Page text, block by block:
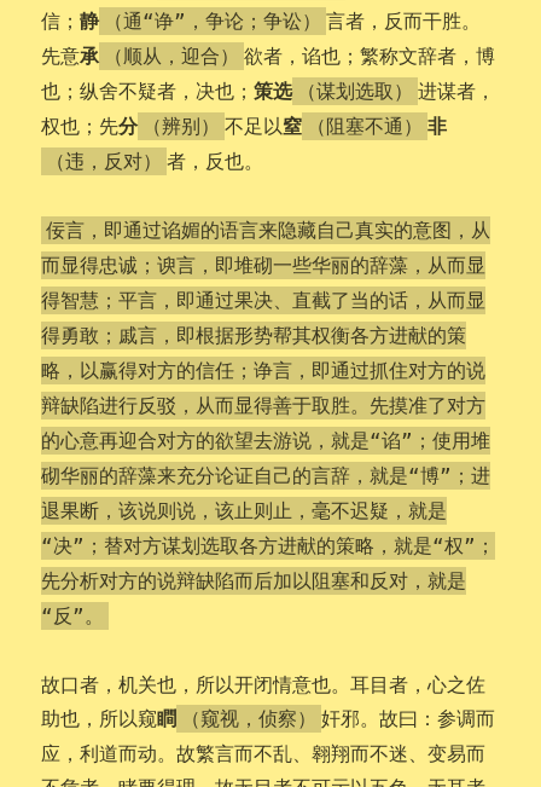
信；静 （通“诤”，争论；争讼）
言者，反而干胜。
先意承 （顺从，迎合）
欲者，谄也；繁称文辞者，博
也；纵舍不疑者，决也；策选 （谋划选取）
进谋者，
权也；先分 （辨别） 不足以窒 （阻塞不通） 非
（违，反对） 者，反也。
佞言，即通过谄媚的语言来隐藏自己真实的意图，从
而显得忠诚；谀言，即堆砌一些华丽的辞藻，从而显
得智慧；平言，即通过果决、直截了当的话，从而显
得勇敢；戚言，即根据形势帮其权衡各方进献的策
略，以赢得对方的信任；诤言，即通过抓住对方的说
辩缺陷进行反驳，从而显得善于取胜。先摸准了对方
的心意再迎合对方的欲望去游说，就是“谄”；使用堆
砌华丽的辞藻来充分论证自己的言辞，就是“博”；进
退果断，该说则说，该止则止，毫不迟疑，就是
“决”；替对方谋划选取各方进献的策略，就是“权”；
先分析对方的说辩缺陷而后加以阻塞和反对，就是
“反”。
故口者，机关也，所以开闭情意也。耳目者，心之佐
助也，所以窥瞷 （窥视，侦察）
奸邪。故曰：参调而
应，利道而动。故繁言而不乱、翱翔而不迷、变易而